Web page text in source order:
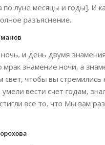
по луне месяцы и годы]. И
разъяснение.
и день двумя
мрак знамение ночи, а
чтобы вы стремились
вести счет годам,
все то, что Мы вам